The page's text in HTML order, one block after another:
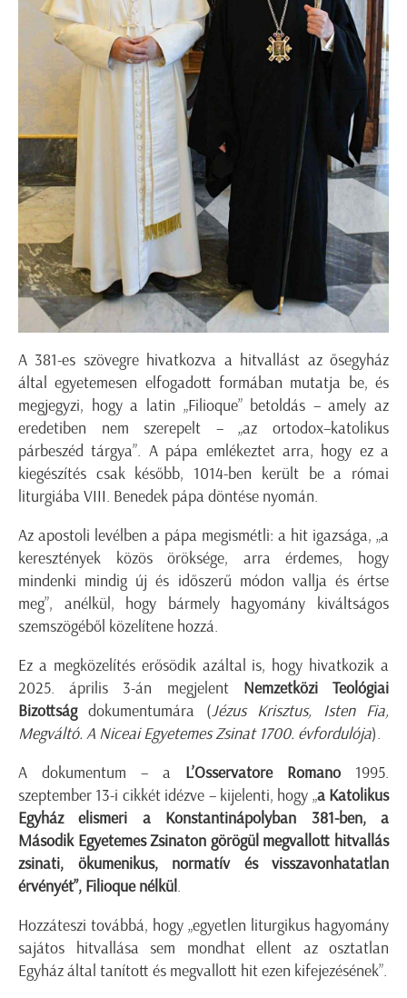
A 381-es szövegre hivatkozva a hitvallást az ősegyház
által egyetemesen elfogadott formában mutatja be, és
megjegyzi, hogy a latin „Filioque” betoldás – amely az
eredetiben nem szerepelt – „az ortodox–katolikus
párbeszéd tárgya”. A pápa emlékeztet arra, hogy ez a
kiegészítés csak később, 1014-ben került be a római
liturgiába VIII. Benedek pápa döntése nyomán.
Az apostoli levélben a pápa megismétli: a hit igazsága, „a
keresztények közös öröksége, arra érdemes, hogy
mindenki mindig új és időszerű módon vallja és értse
meg”, anélkül, hogy bármely hagyomány kiváltságos
szemszögéből közelítene hozzá.
Ez a megközelítés erősödik azáltal is, hogy hivatkozik a
2025. április 3-án megjelent Nemzetközi Teológiai
Bizottságdokumentumára (Jézus Krisztus, Isten Fia,
Megváltó. A Niceai Egyetemes Zsinat 1700. évfordulója).
A dokumentum – a L’Osservatore Romano 1995.
szeptember 13-i cikkét idézve – kijelenti, hogy „a Katolikus
Egyház elismeri a Konstantinápolyban 381-ben, a
Második Egyetemes Zsinaton görögül megvallott hitvallás
zsinati, ökumenikus, normatív és visszavonhatatlan
érvényét”, Filioque nélkül .
Hozzáteszi továbbá, hogy „egyetlen liturgikus hagyomány
sajátos hitvallása sem mondhat ellent az osztatlan
Egyház által tanított és megvallott hit ezen kifejezésének”.